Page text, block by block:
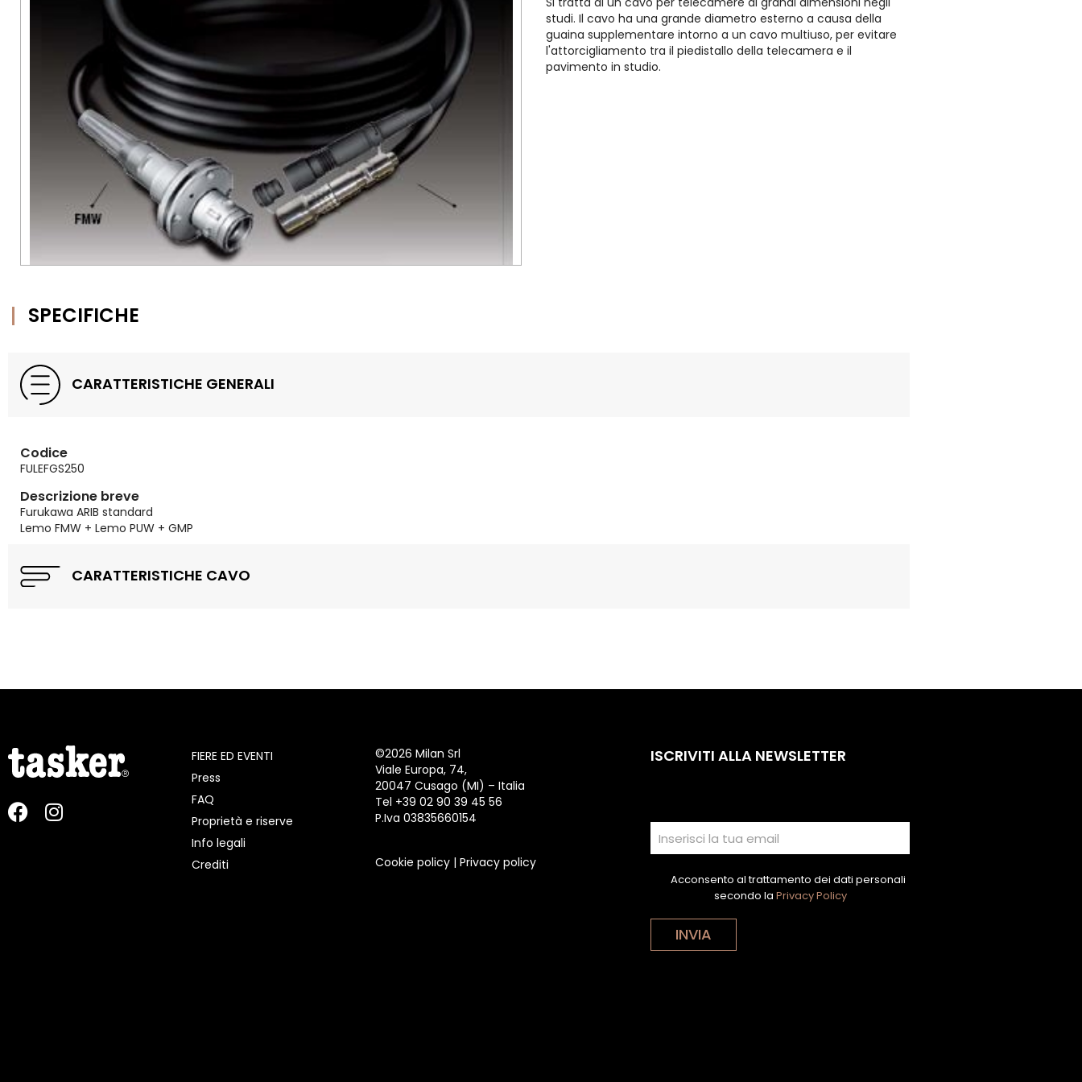
studi. Il cavo ha una grande diametro esterno a causa della
guaina supplementare intorno a un cavo multiuso, per evitare
l'attorcigliamento tra il piedistallo della telecamera e il
pavimento in studio.
SPECIFICHE
CARATTERISTICHE GENERALI
Codice
FULEFGS250
Descrizione breve
Furukawa ARIB standard
Lemo FMW + Lemo PUW + GMP
CARATTERISTICHE CAVO
FIERE ED EVENTI
Press
FAQ
Proprietà e riserve
Info legali
Crediti
©2026 Milan Srl
Viale Europa, 74,
20047 Cusago (MI) – Italia
Tel +39 02 90 39 45 56
P.Iva 03835660154
Cookie policy | Privacy policy
ISCRIVITI ALLA NEWSLETTER
Acconsento al trattamento dei dati personali
secondo la Privacy Policy
INVIA